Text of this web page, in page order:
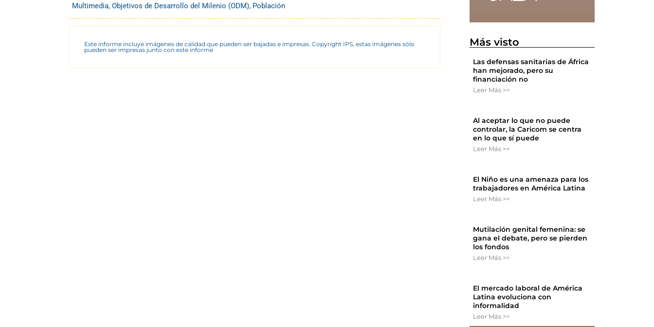
Multimedia, Objetivos de Desarrollo del Milenio (ODM), Población
Este informe incluye imágenes de calidad que pueden ser bajadas e impresas. Copyright IPS, estas imágenes sólo
pueden ser impresas junto con este informe
Más visto
Las defensas sanitarias de África
han mejorado, pero su
financiación no
Leer Más >>
Al aceptar lo que no puede
controlar, la Caricom se centra
en lo que sí puede
Leer Más >>
El Niño es una amenaza para los
trabajadores en América Latina
Leer Más >>
Mutilación genital femenina: se
gana el debate, pero se pierden
los fondos
Leer Más >>
El mercado laboral de América
Latina evoluciona con
informalidad
Leer Más >>